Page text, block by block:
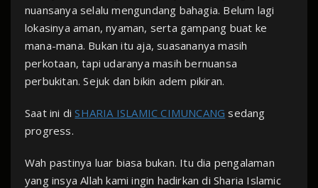
nuansanya selalu mengundang bahagia. Belum lagi
lokasinya aman, nyaman, serta gampang buat ke
mana-mana. Bukan itu aja, suasananya masih
perkotaan, tapi udaranya masih bernuansa
perbukitan. Sejuk dan bikin adem pikiran.
Saat ini diSHARIA ISLAMIC CIMUNCANG sedang
progress.
Wah pastinya luar biasa bukan. Itu dia pengalaman
yang insya Allah kami ingin hadirkan di Sharia Islamic